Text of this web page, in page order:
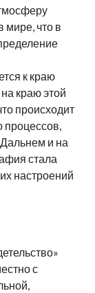
что в
к краю
краю этой
происходит
процессов,
и на
стала
настроений
с